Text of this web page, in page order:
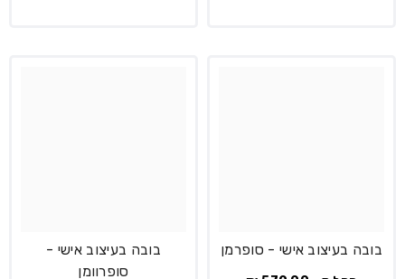
בובה בעיצוב אישי - סופרמן
בובה בעיצוב אישי -
סופרוומן